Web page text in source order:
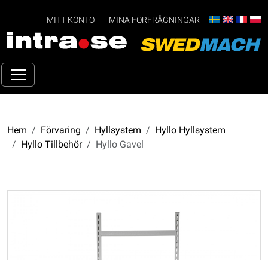
MITT KONTO MINA FÖRFRÅGNINGAR
Hem Förvaring Hyllsystem
Hyllo Hyllsystem
Hyllo Tillbehör
Hyllo Gavel